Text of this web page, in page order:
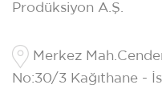
Prodüksiyon A.Ş.
Merkez
No:30/3 Kağıthane -